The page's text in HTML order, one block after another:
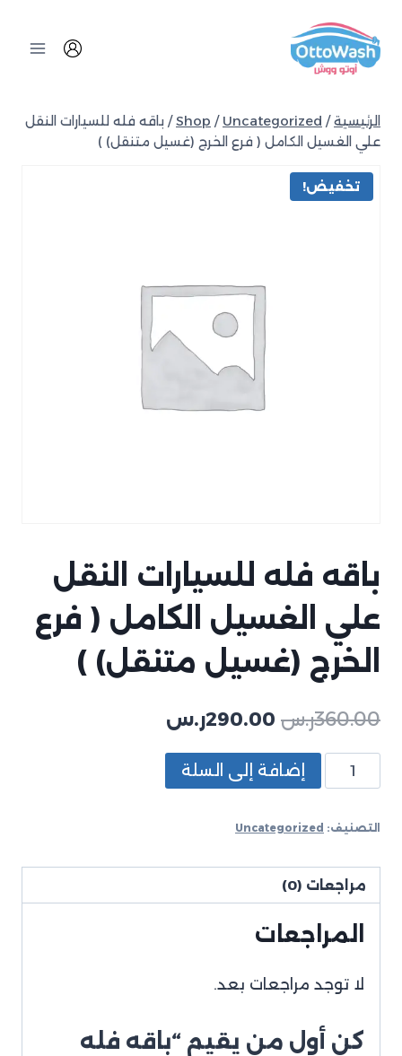
الرئيسية /
Shop / Uncategorized
/ باقه فله للسيارات النقل
علي الغسيل الكامل ( فرع الخرج (غسيل متنقل) )
تخفيض!
باقه فله للسيارات النقل
علي الغسيل الكامل ( فرع
الخرج (غسيل متنقل) )
360.00ر.س 290.00ر.س
إضافة إلى السلة
التصنيف: Uncategorized
مراجعات (0)
المراجعات
لا توجد مراجعات بعد.
كن أول من يقيم “باقه فله